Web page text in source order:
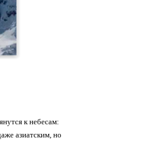
к небесам:
азиатским, но